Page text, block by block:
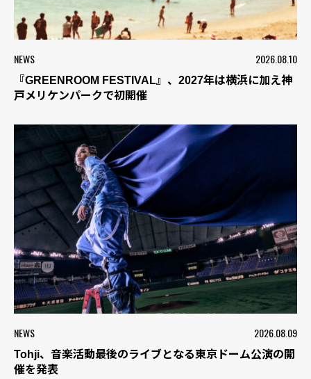
NEWS 2026.08.10
『GREENROOM FESTIVAL』、2027年は横浜に加え神
戸メリケンパークで初開催
NEWS 2026.08.09
Tohji、音楽活動最後のライブとなる東京ドーム公演の開
催を発表